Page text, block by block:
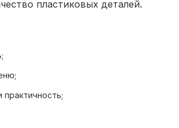
пластиковых деталей.
газа;